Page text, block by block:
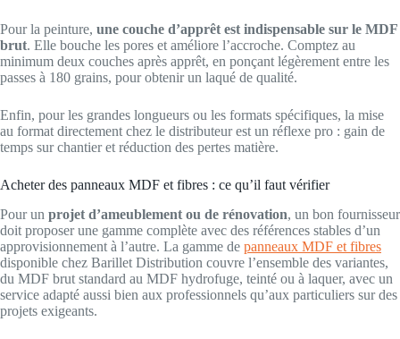
Pour la peinture, une couche d’apprêt est indispensable sur le MDF
brut. Elle bouche les pores et améliore l’accroche. Comptez au
minimum deux couches après apprêt, en ponçant légèrement entre les
passes à 180 grains, pour obtenir un laqué de qualité.
Enfin, pour les grandes longueurs ou les formats spécifiques, la mise
au format directement chez le distributeur est un réflexe pro : gain de
temps sur chantier et réduction des pertes matière.
Acheter des panneaux MDF et fibres : ce qu’il faut vérifier
Pour un projet d’ameublement ou de rénovation, un bon fournisseur
doit proposer une gamme complète avec des références stables d’un
approvisionnement à l’autre. La gamme de panneaux MDF et fibres
disponible chez Barillet Distribution couvre l’ensemble des variantes,
du MDF brut standard au MDF hydrofuge, teinté ou à laquer, avec un
service adapté aussi bien aux professionnels qu’aux particuliers sur des
projets exigeants.